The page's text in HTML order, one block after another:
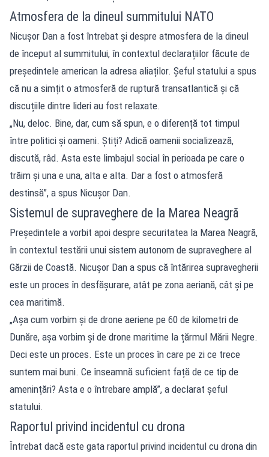
Atmosfera de la dineul summitului NATO
Nicușor Dan a fost întrebat și despre atmosfera de la dineul
de început al summitului, în contextul declarațiilor făcute de
președintele american la adresa aliaților. Șeful statului a spus
că nu a simțit o atmosferă de ruptură transatlantică și că
discuțiile dintre lideri au fost relaxate.
„Nu, deloc. Bine, dar, cum să spun, e o diferență tot timpul
între politici și oameni. Știți? Adică oamenii socializează,
discută, râd. Asta este limbajul social în perioada pe care o
trăim și una e una, alta e alta. Dar a fost o atmosferă
destinsă”, a spus Nicușor Dan.
Sistemul de supraveghere de la Marea Neagră
Președintele a vorbit apoi despre securitatea la Marea Neagră,
în contextul testării unui sistem autonom de supraveghere al
Gărzii de Coastă. Nicușor Dan a spus că întărirea supravegherii
este un proces în desfășurare, atât pe zona aeriană, cât și pe
cea maritimă.
„Așa cum vorbim și de drone aeriene pe 60 de kilometri de
Dunăre, așa vorbim și de drone maritime la țărmul Mării Negre.
Deci este un proces. Este un proces în care pe zi ce trece
suntem mai buni. Ce înseamnă suficient față de ce tip de
amenințări? Asta e o întrebare amplă”, a declarat șeful
statului.
Raportul privind incidentul cu drona
Întrebat dacă este gata raportul privind incidentul cu drona din